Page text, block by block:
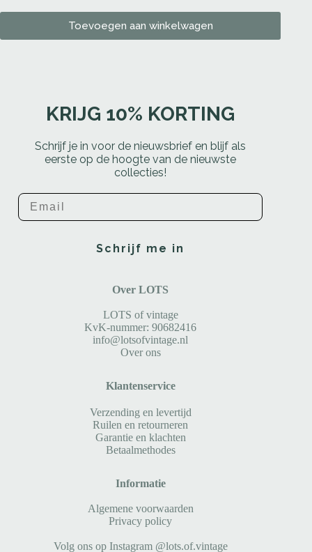
Toevoegen aan winkelwagen
KRIJG 10% KORTING
Schrijf je in voor de nieuwsbrief en blijf als
eerste op de hoogte van de nieuwste
collecties!
Email
Schrijf me in
Over LOTS
LOTS of vintage
KvK-nummer: 90682416
info@lotsofvintage.nl
Over ons
Klantenservice
Verzending en levertijd
Ruilen en retourneren
Garantie en klachten
Betaalmethodes
Informatie
Algemene voorwaarden
Privacy policy
Volg ons op Instagram @lots.of.vintage